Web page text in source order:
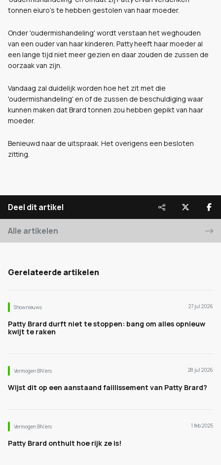
tonnen eiuro's te hebben gestolen van haar moeder.
Onder 'oudermishandeling' wordt verstaan het weghouden
van een ouder van haar kinderen. Patty heeft haar moeder al
een lange tijd niet meer gezien en daar zouden de zussen de
oorzaak van zijn.
Vandaag zal duidelijk worden hoe het zit met die
'oudermishandeling' en of de zussen de beschuldiging waar
kunnen maken dat Brard tonnen zou hebben gepikt van haar
moeder.
Benieuwd naar de uitspraak. Het overigens een besloten
zitting.
Deel dit artikel
Alle artikelen
Gerelateerde artikelen
Shownieuws 27 jul 2026
Patty Brard durft niet te stoppen: bang om alles opnieuw
kwijt te raken
Vermogen BN’ers 28 jul 2026
Wijst dit op een aanstaand faillissement van Patty Brard?
Vermogen BN’ers 1 feb 2025
Patty Brard onthult hoe rijk ze is!